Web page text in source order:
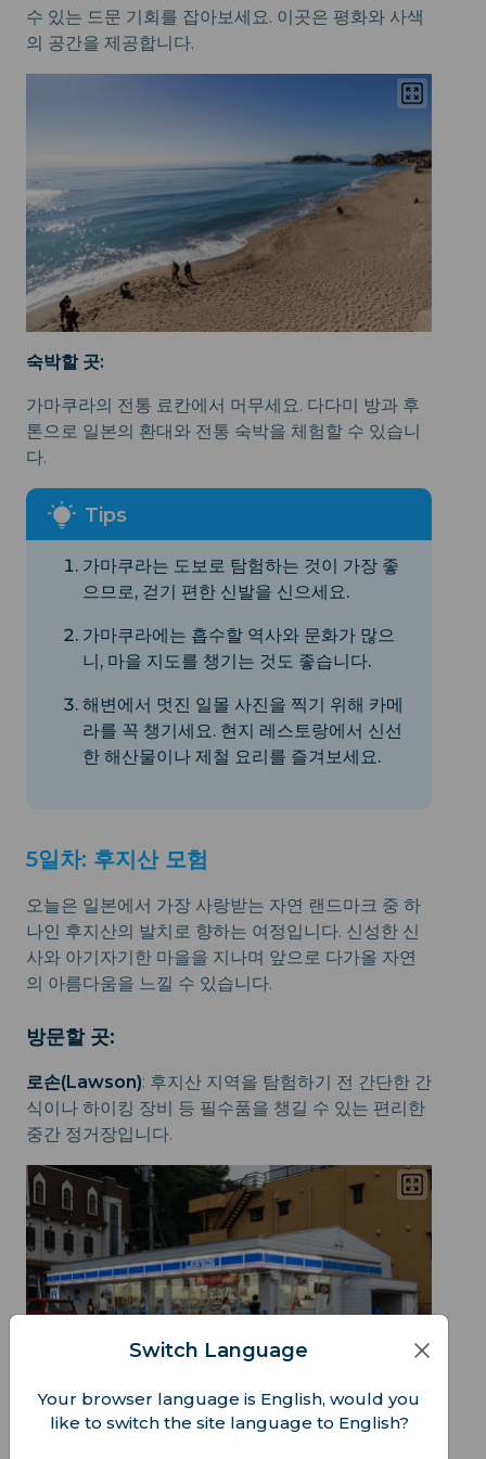
수 있는 드문 기회를 잡아보세요. 이곳은 평화와 사색
의 공간을 제공합니다.
숙박할 곳:
가마쿠라의 전통 료칸에서 머무세요. 다다미 방과 후
톤으로 일본의 환대와 전통 숙박을 체험할 수 있습니
다.
가마쿠라는 도보로 탐험하는 것이 가장 좋
으므로, 걷기 편한 신발을 신으세요.
가마쿠라에는 흡수할 역사와 문화가 많으
니, 마을 지도를 챙기는 것도 좋습니다.
해변에서 멋진 일몰 사진을 찍기 위해 카메
라를 꼭 챙기세요. 현지 레스토랑에서 신선
한 해산물이나 제철 요리를 즐겨보세요.
5일차: 후지산 모험
오늘은 일본에서 가장 사랑받는 자연 랜드마크 중 하
나인 후지산의 발치로 향하는 여정입니다. 신성한 신
사와 아기자기한 마을을 지나며 앞으로 다가올 자연
의 아름다움을 느낄 수 있습니다.
방문할 곳:
로손(Lawson): 후지산 지역을 탐험하기 전 간단한 간
식이나 하이킹 장비 등 필수품을 챙길 수 있는 편리한
중간 정거장입니다.
아라쿠라야마 센겐 신사(Arakurayama Sengen
Switch Language
Your browser language is English, would you
like to switch the site language to English?